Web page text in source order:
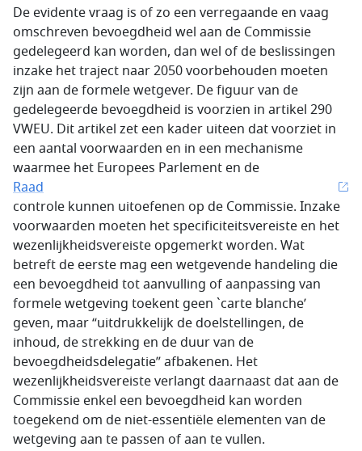
De evidente vraag is of zo een verregaande en vaag
omschreven bevoegdheid wel aan de Commissie
gedelegeerd kan worden, dan wel of de beslissingen
inzake het traject naar 2050 voorbehouden moeten
zijn aan de formele wetgever. De figuur van de
gedelegeerde bevoegdheid is voorzien in artikel 290
VWEU. Dit artikel zet een kader uiteen dat voorziet in
een aantal voorwaarden en in een mechanisme
waarmee het Europees Parlement en de
Raad
controle kunnen uitoefenen op de Commissie. Inzake
voorwaarden moeten het specificiteitsvereiste en het
wezenlijkheidsvereiste opgemerkt worden. Wat
betreft de eerste mag een wetgevende handeling die
een bevoegdheid tot aanvulling of aanpassing van
formele wetgeving toekent geen `carte blanche’
geven, maar “uitdrukkelijk de doelstellingen, de
inhoud, de strekking en de duur van de
bevoegdheidsdelegatie” afbakenen. Het
wezenlijkheidsvereiste verlangt daarnaast dat aan de
Commissie enkel een bevoegdheid kan worden
toegekend om de niet-essentiële elementen van de
wetgeving aan te passen of aan te vullen.